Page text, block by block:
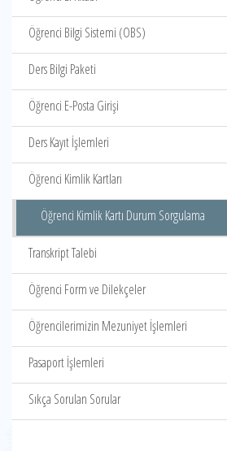
Öğrenci Bilgi Sistemi (OBS)
Ders Bilgi Paketi
Öğrenci E-Posta Girişi
Ders Kayıt İşlemleri
Öğrenci Kimlik Kartları
Öğrenci Kimlik Kartı Durum Sorgulama
Transkript Talebi
Öğrenci Form ve Dilekçeler
Öğrencilerimizin Mezuniyet İşlemleri
Pasaport İşlemleri
Sıkça Sorulan Sorular